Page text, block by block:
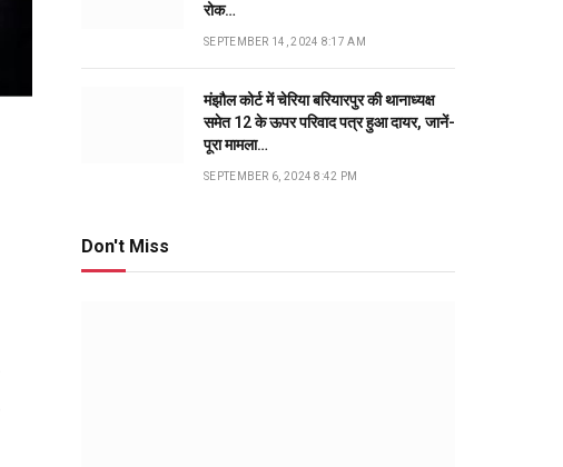
रोक…
SEPTEMBER 14, 2024 8:17 AM
मंझौल कोर्ट में चेरिया बरियारपुर की थानाध्यक्ष
समेत 12 के ऊपर परिवाद पत्र हुआ दायर, जानें-
पूरा मामला…
SEPTEMBER 6, 2024 8:42 PM
Don't Miss